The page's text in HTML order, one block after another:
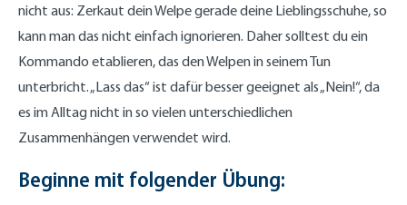
nicht aus: Zerkaut dein Welpe gerade deine Lieblingsschuhe, so
kann man das nicht einfach ignorieren. Daher solltest du ein
Kommando etablieren, das den Welpen in seinem Tun
unterbricht. „Lass das“ ist dafür besser geeignet als „Nein!“, da
es im Alltag nicht in so vielen unterschiedlichen
Zusammenhängen verwendet wird.
Beginne mit folgender Übung: